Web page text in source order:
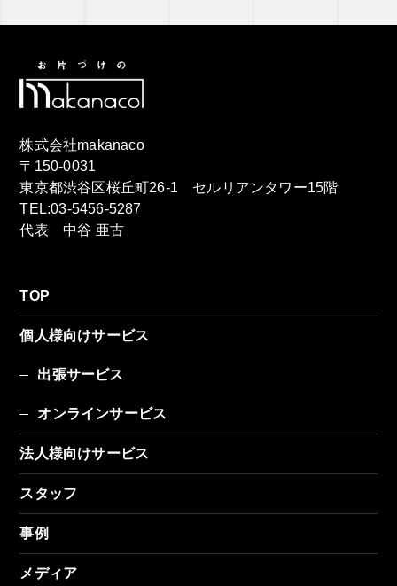
株式会社makanaco
〒150-0031
東京都渋谷区桜丘町26-1 セルリアンタワー15階
TEL:03-5456-5287
代表 中谷 亜古
TOP
個人様向けサービス
出張サービス
オンラインサービス
法人様向けサービス
スタッフ
事例
メディア